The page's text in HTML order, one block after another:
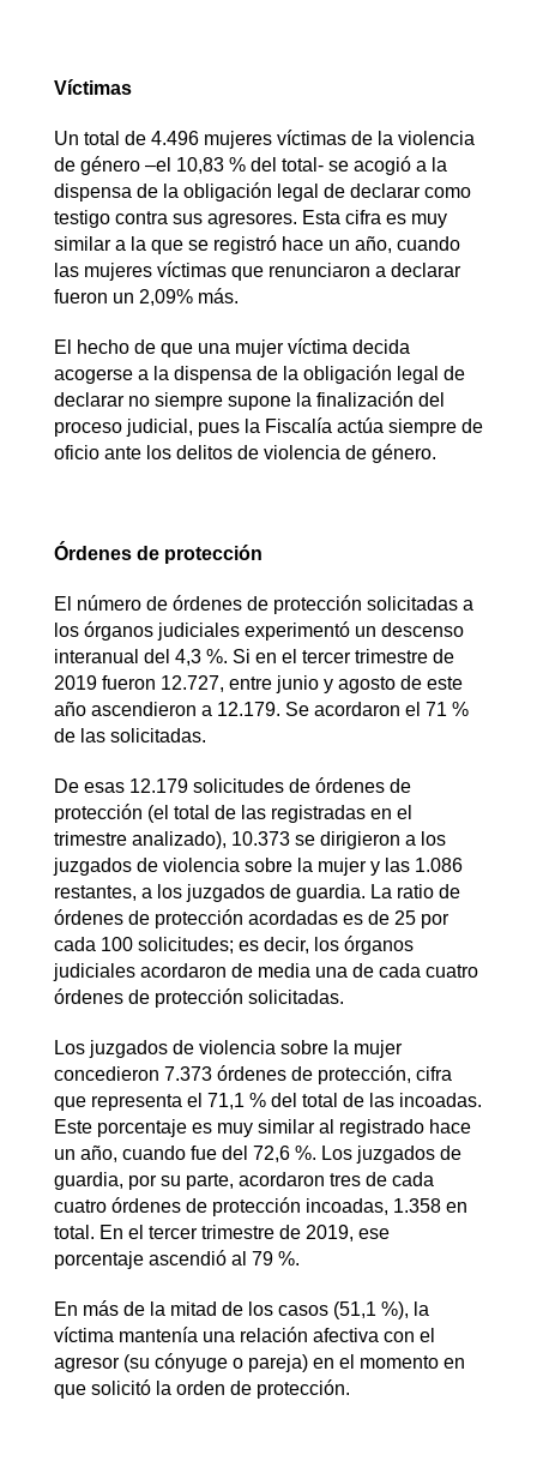
Víctimas
Un total de 4.496 mujeres víctimas de la violencia
de género –el 10,83 % del total- se acogió a la
dispensa de la obligación legal de declarar como
testigo contra sus agresores. Esta cifra es muy
similar a la que se registró hace un año, cuando
las mujeres víctimas que renunciaron a declarar
fueron un 2,09% más.
El hecho de que una mujer víctima decida
acogerse a la dispensa de la obligación legal de
declarar no siempre supone la finalización del
proceso judicial, pues la Fiscalía actúa siempre de
oficio ante los delitos de violencia de género.
Órdenes de protección
El número de órdenes de protección solicitadas a
los órganos judiciales experimentó un descenso
interanual del 4,3 %. Si en el tercer trimestre de
2019 fueron 12.727, entre junio y agosto de este
año ascendieron a 12.179. Se acordaron el 71 %
de las solicitadas.
De esas 12.179 solicitudes de órdenes de
protección (el total de las registradas en el
trimestre analizado), 10.373 se dirigieron a los
juzgados de violencia sobre la mujer y las 1.086
restantes, a los juzgados de guardia. La ratio de
órdenes de protección acordadas es de 25 por
cada 100 solicitudes; es decir, los órganos
judiciales acordaron de media una de cada cuatro
órdenes de protección solicitadas.
Los juzgados de violencia sobre la mujer
concedieron 7.373 órdenes de protección, cifra
que representa el 71,1 % del total de las incoadas.
Este porcentaje es muy similar al registrado hace
un año, cuando fue del 72,6 %. Los juzgados de
guardia, por su parte, acordaron tres de cada
cuatro órdenes de protección incoadas, 1.358 en
total. En el tercer trimestre de 2019, ese
porcentaje ascendió al 79 %.
En más de la mitad de los casos (51,1 %), la
víctima mantenía una relación afectiva con el
agresor (su cónyuge o pareja) en el momento en
que solicitó la orden de protección.